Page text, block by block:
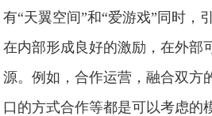
有“天翼空间”和“爱游戏”同时，
在内部形成良好的激励，在外部
源。例如，合作运营，融合双方
口的方式合作等都是可以考虑的